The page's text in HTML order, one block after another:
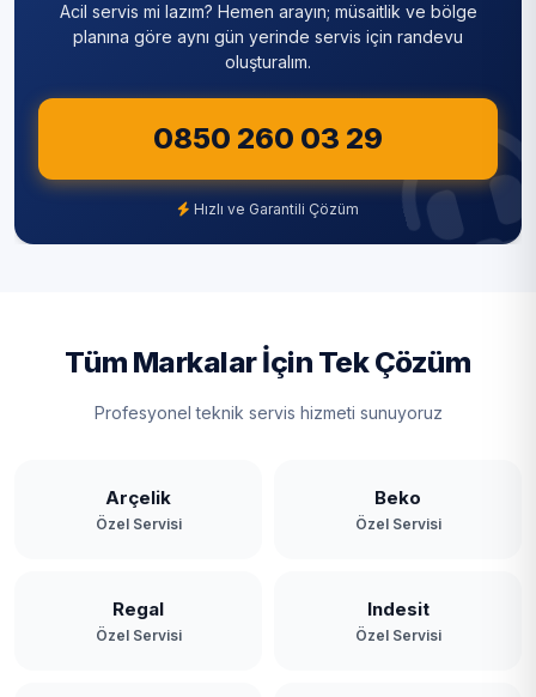
Acil servis mi lazım? Hemen arayın; müsaitlik ve bölge
planına göre aynı gün yerinde servis için randevu
oluşturalım.
0850 260 03 29
Hızlı ve Garantili Çözüm
Tüm Markalar İçin Tek Çözüm
Profesyonel teknik servis hizmeti sunuyoruz
Arçelik
Özel Servisi
Beko
Özel Servisi
Regal
Özel Servisi
Indesit
Özel Servisi